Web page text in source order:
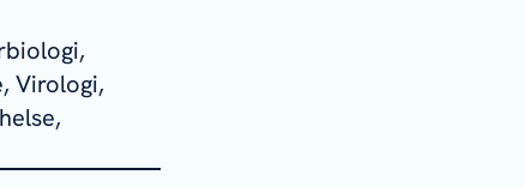
Virologi,